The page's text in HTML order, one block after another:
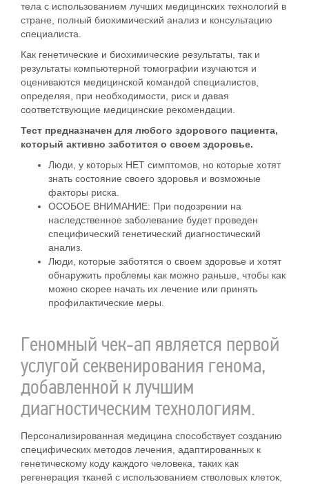
тела с использованием лучших медицинских технологий в
стране, полный биохимический анализ и консультацию
специалиста.
Как генетические и биохимические результаты, так и
результаты компьютерной томографии изучаются и
оцениваются медицинской командой специалистов,
определяя, при необходимости, риск и давая
соответствующие медицинские рекомендации.
Тест предназначен для любого здорового пациента,
который активно заботится о своем здоровье.
Люди, у которых НЕТ симптомов, но которые хотят
знать состояние своего здоровья и возможные
факторы риска.
ОСОБОЕ ВНИМАНИЕ: При подозрении на
наследственное заболевание будет проведен
специфический генетический диагностический
анализ.
Люди, которые заботятся о своем здоровье и хотят
обнаружить проблемы как можно раньше, чтобы как
можно скорее начать их лечение или принять
профилактические меры.
Геномный чек-ап является первой
услугой секвенирования генома,
добавленной к лучшим
диагностическим технологиям.
Персонализированная медицина способствует созданию
специфических методов лечения, адаптированных к
генетическому коду каждого человека, таких как
регенерация тканей с использованием стволовых клеток,